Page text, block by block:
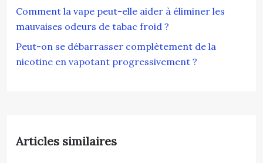
Comment la vape peut-elle aider à éliminer les
mauvaises odeurs de tabac froid ?
Peut-on se débarrasser complètement de la
nicotine en vapotant progressivement ?
Articles similaires